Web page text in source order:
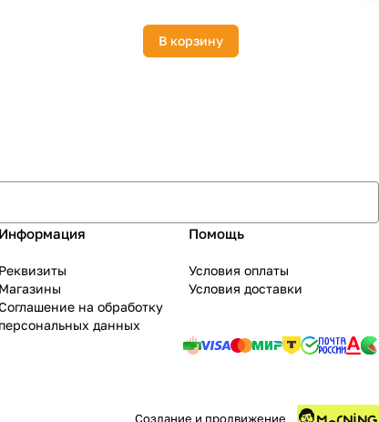
В корзину
Информация
Реквизиты
Магазины
на обработку
персональных данных
Помощь
Условия оплаты
Условия доставки
Создание и продвижение